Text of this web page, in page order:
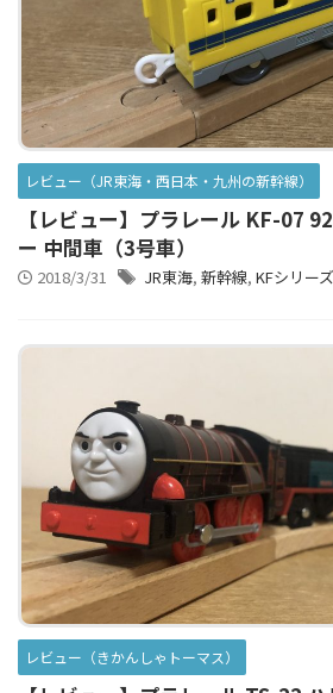
レビュー（JR東海・西日本・九州の新幹線）
【レビュー】プラレール KF-07
ー 中間車（3号車）
2018/3/31 JR東海, 新幹線, KFシリー
レビュー（きかんしゃトーマス）